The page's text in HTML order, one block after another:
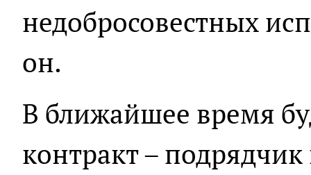
недобросовестных
он.
В ближайшее время
контракт –